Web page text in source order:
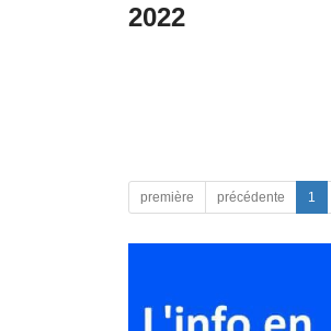
2022
première précédente 1